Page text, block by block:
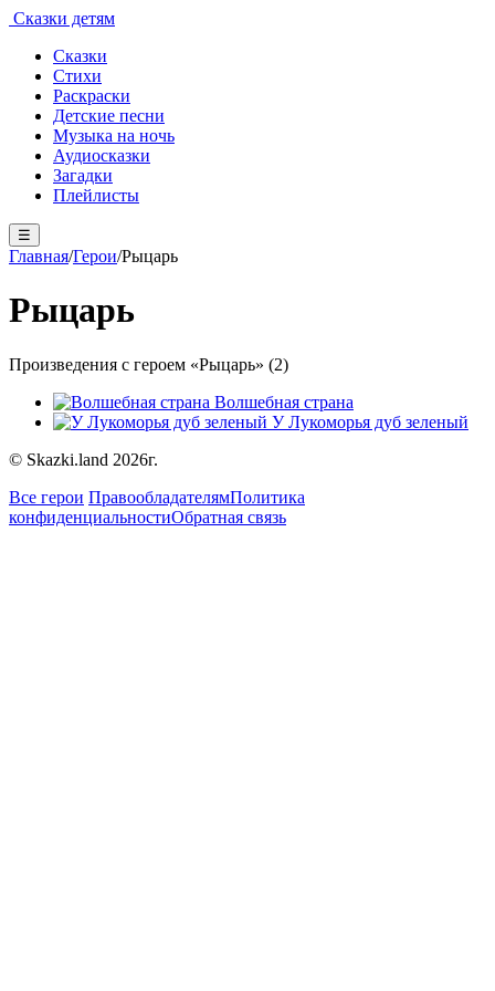
Сказки детям
Сказки
Стихи
Раскраски
Детские песни
Музыка на ночь
Аудиосказки
Загадки
Плейлисты
☰
Главная/Герои/Рыцарь
Рыцарь
Произведения с героем «Рыцарь» (2)
Волшебная страна
У Лукоморья дуб зеленый
© Skazki.land 2026г.
Все герои ПравообладателямПолитика
конфиденциальностиОбратная связь